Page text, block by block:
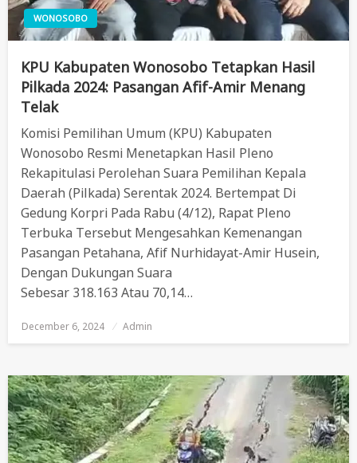
WONOSOBO
KPU Kabupaten Wonosobo Tetapkan Hasil
Pilkada 2024: Pasangan Afif-Amir Menang
Telak
Komisi Pemilihan Umum (KPU) Kabupaten
Wonosobo Resmi Menetapkan Hasil Pleno
Rekapitulasi Perolehan Suara Pemilihan Kepala
Daerah (Pilkada) Serentak 2024. Bertempat Di
Gedung Korpri Pada Rabu (4/12), Rapat Pleno
Terbuka Tersebut Mengesahkan Kemenangan
Pasangan Petahana, Afif Nurhidayat-Amir Husein,
Dengan Dukungan Suara
Sebesar 318.163 Atau 70,14…
Posted
December 6, 2024 Admin